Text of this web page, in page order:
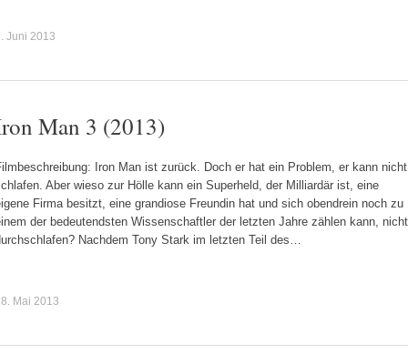
Juni 2013
Man 3 (2013)
Iron Man ist zurück. Doch er hat ein Problem, er kann nicht
Aber wieso zur Hölle kann ein Superheld, der Milliardär ist, eine
Firma besitzt, eine grandiose Freundin hat und sich obendrein noch zu
der bedeutendsten Wissenschaftler der letzten Jahre zählen kann, nicht
Nachdem Tony Stark im letzten Teil des…
Mai 2013